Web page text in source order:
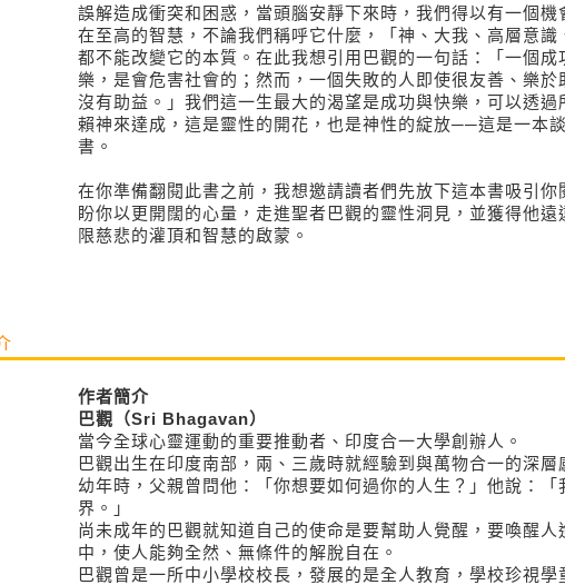
誤解造成衝突和困惑，當頭腦安靜下來時，我們得以有一個機
在至高的智慧，不論我們稱呼它什麼，「神、大我、高層意識
都不能改變它的本質。在此我想引用巴觀的一句話：「一個成
樂，是會危害社會的；然而，一個失敗的人即使很友善、樂於
沒有助益。」我們這一生最大的渴望是成功與快樂，可以透過
賴神來達成，這是靈性的開花，也是神性的綻放──這是一本
書。
在你準備翻閱此書之前，我想邀請讀者們先放下這本書吸引你
盼你以更開闊的心量，走進聖者巴觀的靈性洞見，並獲得他遠
限慈悲的灌頂和智慧的啟蒙。
作者簡介
巴觀（Sri Bhagavan）
當今全球心靈運動的重要推動者、印度合一大學創辦人。
巴觀出生在印度南部，兩、三歲時就經驗到與萬物合一的深層
幼年時，父親曾問他：「你想要如何過你的人生？」他說：「
界。」
尚未成年的巴觀就知道自己的使命是要幫助人覺醒，要喚醒人
中，使人能夠全然、無條件的解脫自在。
巴觀曾是一所中小學校校長，發展的是全人教育，學校珍視學